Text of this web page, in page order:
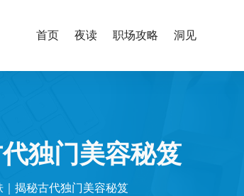
首页 夜读 职场攻略 洞见
独门美容秘笈
｜揭秘古代独门美容秘笈